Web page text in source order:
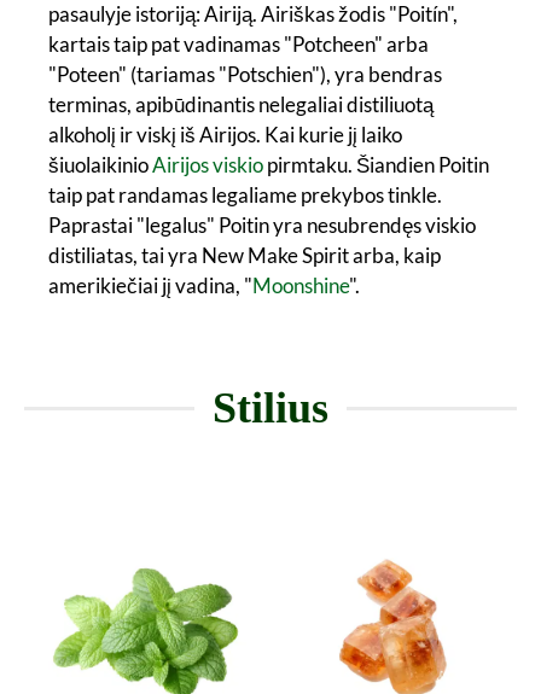
pasaulyje istoriją: Airiją. Airiškas žodis "Poitín",
kartais taip pat vadinamas "Potcheen" arba
"Poteen" (tariamas "Potschien"), yra bendras
terminas, apibūdinantis nelegaliai distiliuotą
alkoholį ir viskį iš Airijos. Kai kurie jį laiko
šiuolaikinioAirijos viskiopirmtaku. Šiandien Poitin
taip pat randamas legaliame prekybos tinkle.
Paprastai "legalus" Poitin yra nesubrendęs viskio
distiliatas, tai yra New Make Spirit arba, kaip
amerikiečiai jį vadina, "Moonshine".
Stilius